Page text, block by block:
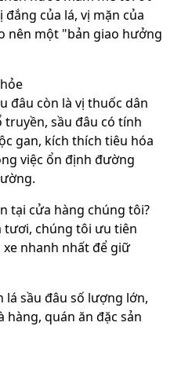
của lá, vị mặn của
nên một "bản giao hưởng
đâu còn là vị thuốc dân
truyền, sầu đâu có tính
gan, kích thích tiêu hóa
việc ổn định đường
tại cửa hàng chúng tôi?
tươi, chúng tôi ưu tiên
nhanh nhất để giữ
lá sầu đâu số lượng lớn,
hàng, quán ăn đặc sản